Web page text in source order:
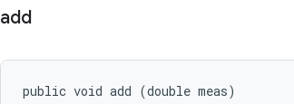
add
public void add (double meas)